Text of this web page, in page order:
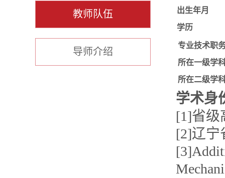
教师队伍
导师介绍
出生年月
学历
专业技术职
所在一级学
所在二级学
学术身
[1]省级
[2]辽宁